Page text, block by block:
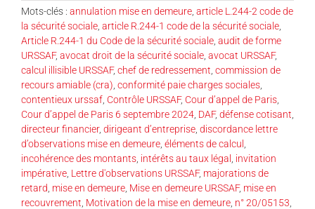
Mots-clés : annulation mise en demeure article L.244-2 code de
la sécurité sociale article R.244-1 code de la sécurité sociale
Article R.244-1 du Code de la sécurité sociale audit de forme
URSSAF, avocat droit de la sécurité sociale avocat URSSAF,
calcul illisible URSSAF, chef de redressement commission de
recours amiable (cra) conformité paie charges sociales
contentieux urssaf Contrôle URSSAF, Cour d’appel de Paris
Cour d’appel de Paris 6 septembre 2024 DAF, défense cotisant
directeur financier, dirigeant d’entreprise discordance lettre
d’observations mise en demeure éléments de calcul
incohérence des montants intérêts au taux légal
invitation
impérative Lettre d'observations URSSAF, majorations de
retard mise en demeure Mise en demeure URSSAF, mise en
recouvrement Motivation de la mise en demeure n° 20/05153